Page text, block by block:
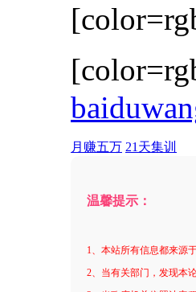
月赚五万 21天集训
温馨提示：
1、本站所有信息都来源
2、当有关部门，发现本